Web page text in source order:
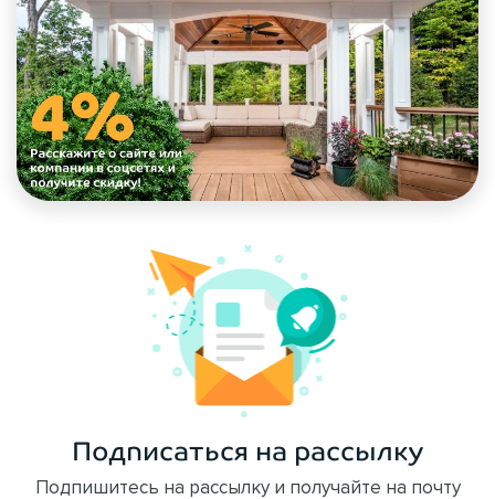
Подписаться на рассылку
Подпишитесь на рассылку и получайте на почту